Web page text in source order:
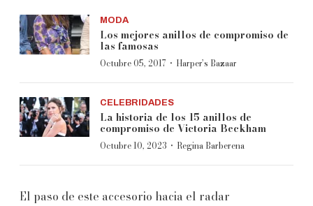
MODA
Los mejores anillos de compromiso de
las famosas
Octubre 05, 2017 · Harper’s Bazaar
CELEBRIDADES
La historia de los 15 anillos de
compromiso de Victoria Beckham
Octubre 10, 2023 · Regina Barberena
El paso de este accesorio hacia el radar